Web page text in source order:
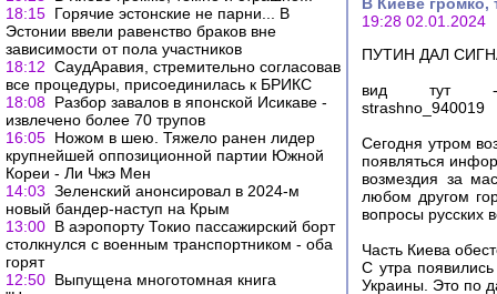
18:15 Горячие эстонские не парни... В
Эстонии ввели равенство браков вне
зависимости от пола участников
18:12 СаудАравия, стремительно согласовав
все процедуры, присоединилась к БРИКС
18:08 Разбор завалов в японской Исикаве -
извлечено более 70 трупов
16:05 Ножом в шею. Тяжело ранен лидер
крупнейшей оппозиционной партии Южной
Кореи - Ли Чжэ Мен
14:03 Зеленский анонсировал в 2024-м
новый бандер-наступ на Крым
13:00 В аэропорту Токио пассажирский борт
столкнулся с военным транспортником - оба
горят
12:50 Выпущена многотомная книга
19:28 02.01.2024
ПУТИН ДАЛ
вид тут -
strashno_940019
Сегодня утром
появляться
возмездия за
любом другом
вопросы русских
Часть Киева
С утра
Украины. Это по